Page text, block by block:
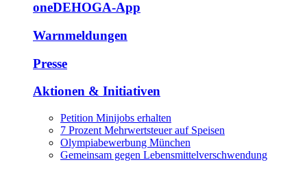
oneDEHOGA-App
Warnmeldungen
Presse
Aktionen & Initiativen
Petition Minijobs erhalten
7 Prozent Mehrwertsteuer auf Speisen
Olympiabewerbung München
Gemeinsam gegen Lebensmittelverschwendung